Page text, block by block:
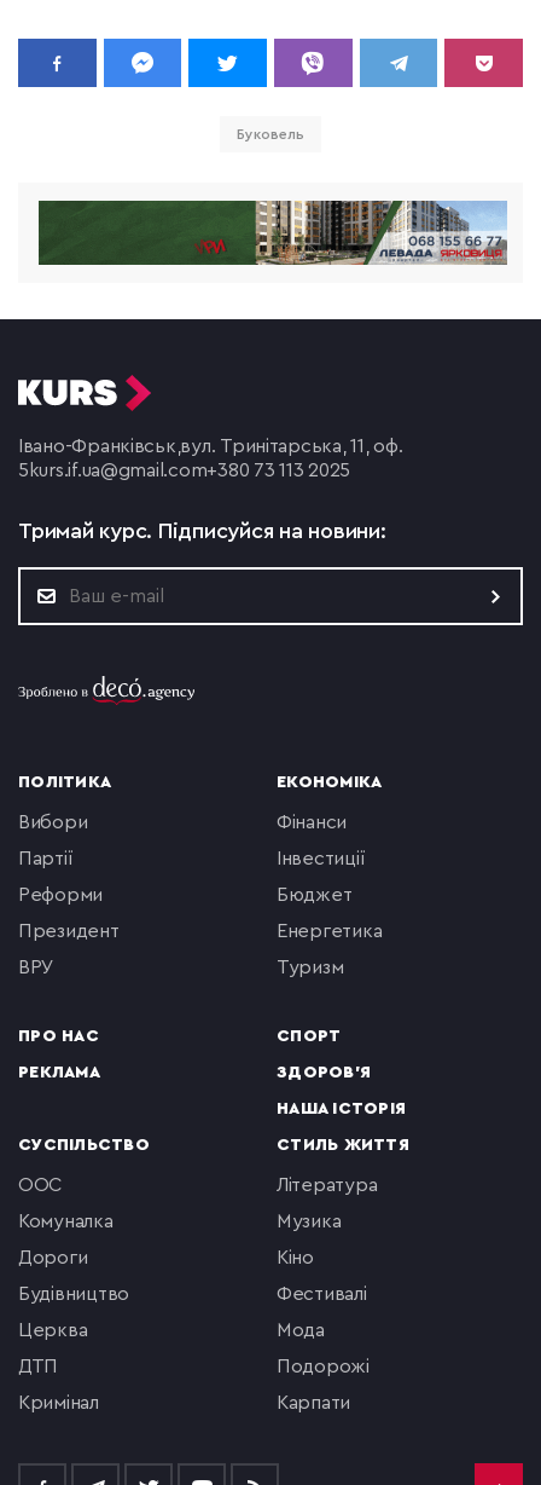
Буковель
Івано-Франківськ,вул. Тринітарська, 11, оф.
5 kurs.if.ua@gmail.com+380 73 113 2025
Тримай курс. Підписуйся на новини:
ПОЛІТИКА
вибори
партії
реформи
президент
ВРУ
ПРО НАС
РЕКЛАМА
ЕКОНОМІКА
фінанси
інвестиції
бюджет
енергетика
туризм
СПОРТ
ЗДОРОВ'Я
НАША ІСТОРІЯ
СУСПІЛЬСТВО
ООС
комуналка
Дороги
будівництво
церква
ДТП
кримінал
СТИЛЬ ЖИТТЯ
література
музика
кіно
фестивалі
мода
подорожі
Карпати